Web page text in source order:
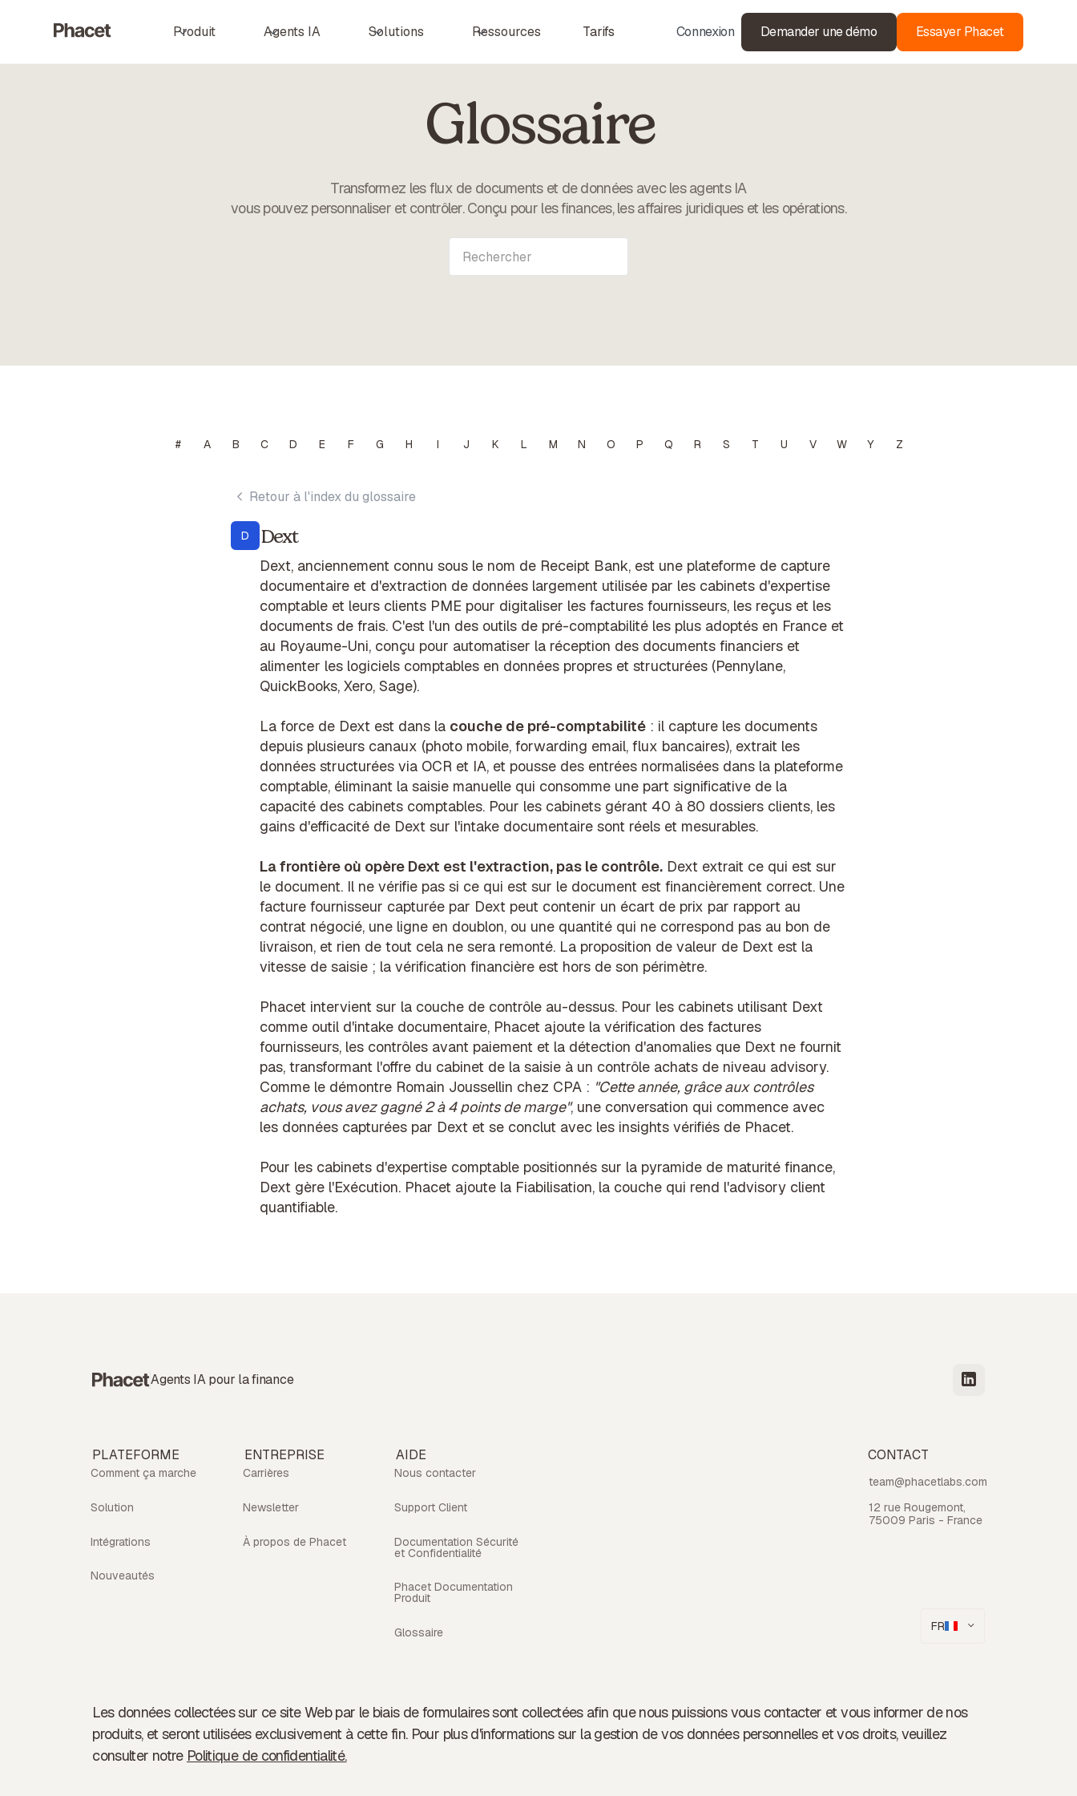
Produit Agents IA Solutions Ressources Tarifs Connexion Demander une démo Essayer Phacet
Glossaire
Transformez les flux de documents et de données avec les agents IA
vous pouvez personnaliser et contrôler. Conçu pour les finances, les affaires juridiques et les opérations.
# A B C D E F G H I J K L M N O P Q R S T U V W Y Z
Retour à l'index du glossaire
D Dext
Dext, anciennement connu sous le nom de Receipt Bank, est une plateforme de capture
documentaire et d'extraction de données largement utilisée par les cabinets d'expertise
comptable et leurs clients PME pour digitaliser les factures fournisseurs, les reçus et les
documents de frais. C'est l'un des outils de pré-comptabilité les plus adoptés en France et
au Royaume-Uni, conçu pour automatiser la réception des documents financiers et
alimenter les logiciels comptables en données propres et structurées (Pennylane,
QuickBooks, Xero, Sage).
La force de Dext est dans la couche de pré-comptabilité : il capture les documents
depuis plusieurs canaux (photo mobile, forwarding email, flux bancaires), extrait les
données structurées via OCR et IA, et pousse des entrées normalisées dans la plateforme
comptable, éliminant la saisie manuelle qui consomme une part significative de la
capacité des cabinets comptables. Pour les cabinets gérant 40 à 80 dossiers clients, les
gains d'efficacité de Dext sur l'intake documentaire sont réels et mesurables.
La frontière où opère Dext est l'extraction, pas le contrôle. Dext extrait ce qui est sur
le document. Il ne vérifie pas si ce qui est sur le document est financièrement correct. Une
facture fournisseur capturée par Dext peut contenir un écart de prix par rapport au
contrat négocié, une ligne en doublon, ou une quantité qui ne correspond pas au bon de
livraison, et rien de tout cela ne sera remonté. La proposition de valeur de Dext est la
vitesse de saisie ; la vérification financière est hors de son périmètre.
Phacet intervient sur la couche de contrôle au-dessus. Pour les cabinets utilisant Dext
comme outil d'intake documentaire, Phacet ajoute la vérification des factures
fournisseurs, les contrôles avant paiement et la détection d'anomalies que Dext ne fournit
pas, transformant l'offre du cabinet de la saisie à un contrôle achats de niveau advisory.
Comme le démontre Romain Joussellin chez CPA : "Cette année, grâce aux contrôles
achats, vous avez gagné 2 à 4 points de marge", une conversation qui commence avec
les données capturées par Dext et se conclut avec les insights vérifiés de Phacet.
Pour les cabinets d'expertise comptable positionnés sur la pyramide de maturité finance,
Dext gère l'Exécution. Phacet ajoute la Fiabilisation, la couche qui rend l'advisory client
quantifiable.
Agents IA pour la finance
PLATEFORME
Comment ça marche
Solution
Intégrations
Nouveautés
ENTREPRISE
Carrières
Newsletter
À propos de Phacet
AIDE
Nous contacter
Support Client
Documentation Sécurité
et Confidentialité
Phacet Documentation
Produit
Glossaire
CONTACT
team@phacetlabs.com
12 rue Rougemont,
75009 Paris - France
FR
Les données collectées sur ce site Web par le biais de formulaires sont collectées afin que nous puissions vous contacter et vous informer de nos
produits, et seront utilisées exclusivement à cette fin. Pour plus d'informations sur la gestion de vos données personnelles et vos droits, veuillez
consulter notre Politique de confidentialité.